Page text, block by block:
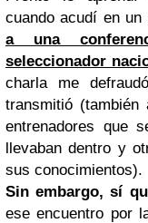
cuando acudí en
a una
seleccionador
charla me
transmitió
entrenadores que
llevaban dentro y
sus conocimientos).
Sin embargo, sí
ese encuentro por